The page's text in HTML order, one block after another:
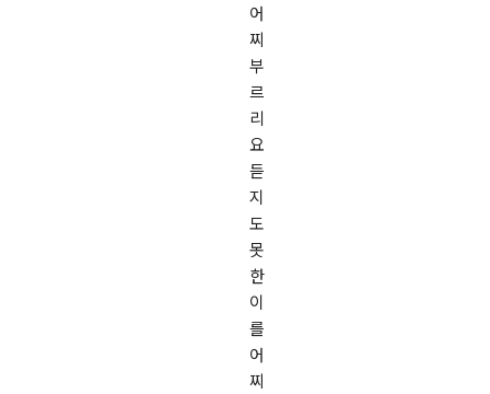
어
찌
부
르
리
요
듣
지
도
못
한
이
를
어
찌